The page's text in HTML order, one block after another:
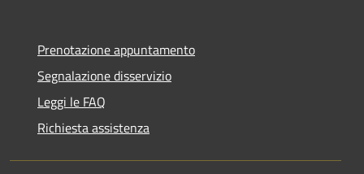
Prenotazione appuntamento
Segnalazione disservizio
Leggi le FAQ
Richiesta assistenza